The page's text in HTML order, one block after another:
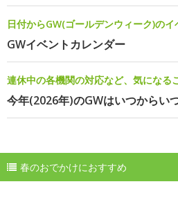
日付からGW(ゴールデンウィーク)の
GWイベントカレンダー
連休中の各機関の対応など、気になる
今年(2026年)のGWはいつからい
春のおでかけにおすすめ